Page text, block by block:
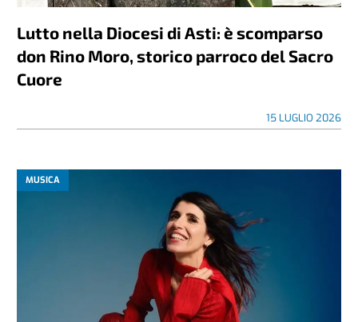
Lutto nella Diocesi di Asti: è scomparso
don Rino Moro, storico parroco del Sacro
Cuore
15 LUGLIO 2026
MUSICA